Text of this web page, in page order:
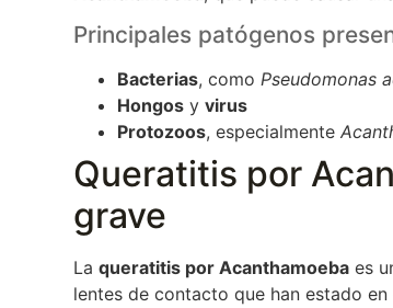
Principales patógenos
Bacterias, comoPseudomonas
Hongos yvirus
Protozoos, especialmente
Queratitis por
grave
Laqueratitis por Acanthamoeba es
lentes de contacto que han estado